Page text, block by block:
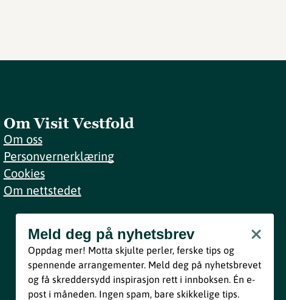
Om Visit Vestfold
Om oss
Personvernerklæring
Cookies
Om nettstedet
Meld deg på nyhetsbrev
Bli med
Ved å melde deg inn godtar du våre vilkår i henhold til vår
personvernerklæring.
Meld deg på nyhetsbrev
Oppdag mer! Motta skjulte perler, ferske tips og
spennende arrangementer. Meld deg på nyhetsbrevet
og få skreddersydd inspirasjon rett i innboksen. Én e-
post i måneden. Ingen spam, bare skikkelige tips.